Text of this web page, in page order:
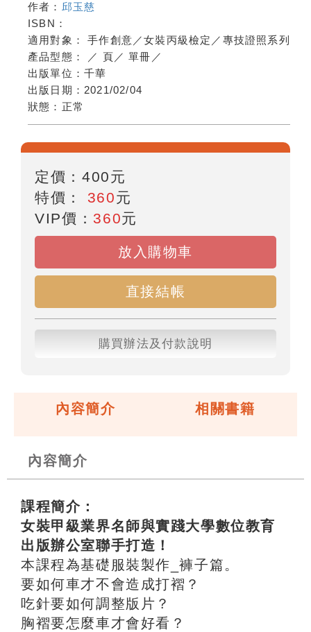
作者： 邱玉慈
ISBN：
適用對象：手作創意／女裝丙級檢定／專技證照系列
產品型態：
／ 頁 ／單冊 ／
出版單位： 千華
出版日期： 2021/02/04
狀態： 正常
定價：400元
特價： 360元
VIP價： 360元
放入購物車
直接結帳
購買辦法及付款說明
內容簡介 相關書籍
內容簡介
課程簡介：
女裝甲級業界名師與實踐大學數位教育
出版辦公室聯手打造！
本課程為基礎服裝製作_褲子篇。
要如何車才不會造成打褶？
吃針要如何調整版片？
胸褶要怎麼車才會好看？